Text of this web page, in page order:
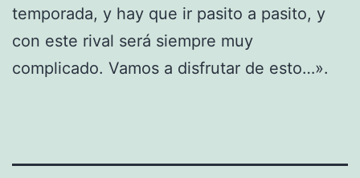
temporada, y hay que ir pasito a pasito, y
con este rival será siempre muy
complicado. Vamos a disfrutar de esto…».